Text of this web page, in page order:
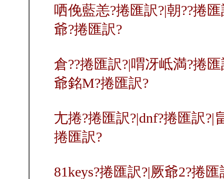
哂俛藍恙?捲匯訳?|朝??捲
爺?捲匯訳?
倉??捲匯訳?|喟冴岻満?捲
爺銘M?捲匯訳?
尢捲?捲匯訳?|dnf?捲匯訳?|
捲匯訳?
81keys?捲匯訳?|厥爺2?捲